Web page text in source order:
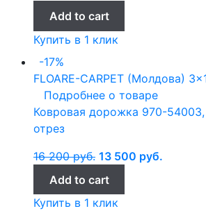
Add to cart
Купить в 1 клик
-17%
FLOARE-CARPET (Молдова)
Подробнее о товаре
Ковровая дорожка 970-
отрез
16 200руб. 13 500 руб.
Add to cart
Купить в 1 клик